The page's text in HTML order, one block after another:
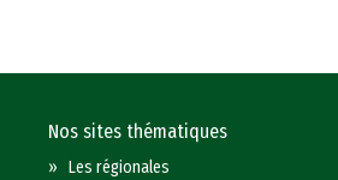
Nos sites thématiques
»Les régionales